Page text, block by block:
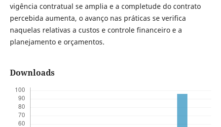
vigência contratual se amplia e a completude do contrato
percebida aumenta, o avanço nas práticas se verifica
naquelas relativas a custos e controle financeiro e a
planejamento e orçamentos.
Downloads